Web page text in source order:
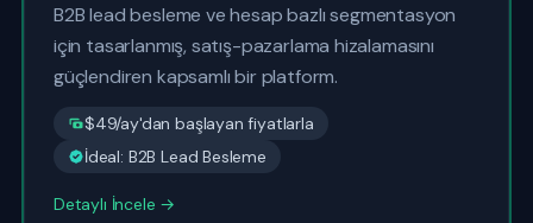
B2B lead besleme ve hesap bazlı segmentasyon
için tasarlanmış, satış-pazarlama hizalamasını
güçlendiren kapsamlı bir platform.
$49/ay'dan başlayan fiyatlarla
İdeal: B2B Lead Besleme
Detaylı İncele →